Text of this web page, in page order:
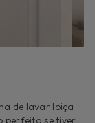
de lavar loiça
perfeita se tiver